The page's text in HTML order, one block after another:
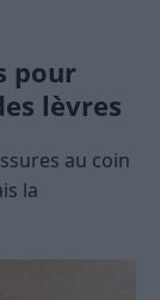
pour
lèvres
au coin
la